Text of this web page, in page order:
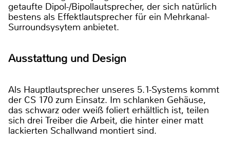
getaufte Dipol-/Bipollautsprecher, der sich natürlich
bestens als Effektlautsprecher für ein Mehrkanal-
Surroundsysytem anbietet.
Ausstattung und Design
Als Hauptlautsprecher unseres 5.1-Systems kommt
der CS 170 zum Einsatz. Im schlanken Gehäuse,
das schwarz oder weiß foliert erhältlich ist, teilen
sich drei Treiber die Arbeit, die hinter einer matt
lackierten Schallwand montiert sind.